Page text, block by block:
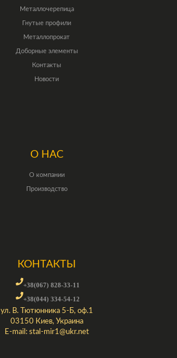
Металлочерепица
Гнутые профили
Металлопрокат
Доборные элементы
Контакты
Новости
О НАС
О компании
Производство
КОНТАКТЫ
+38(067) 828-33-11
+38(044) 334-54-12
ул. В. Тютюнника 5-Б, оф.1
03150 Киев, Украина
E-mail: stal-mir1@ukr.net